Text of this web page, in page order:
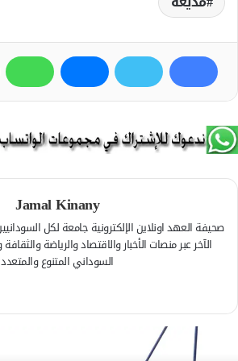
Jamal Kinany
صحيفة العهد اونلاين الإلكترونية جامعة لكل
الآخر عبر منصات الأخبار والاقتصاد والرياضة
السوداني المتنوع والمتعدد
م